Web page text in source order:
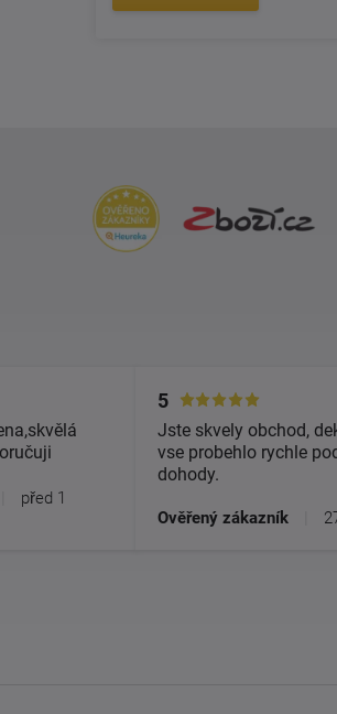
před 1
5
Jste skvely obchod,
vse probehlo rychle
dohody.
Ověřený zákazník